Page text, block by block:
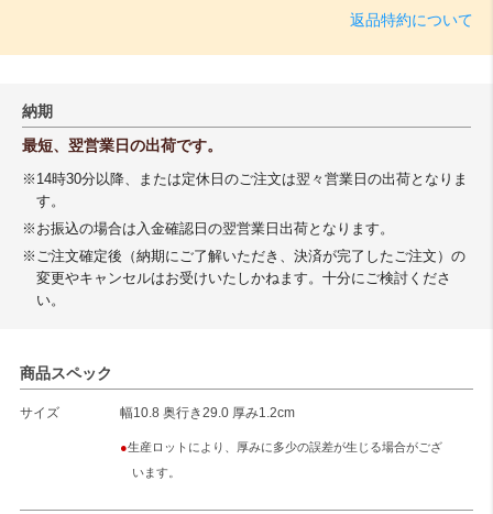
返品特約について
納期
最短、翌営業日の出荷です。
※14時30分以降、または定休日のご注文は翌々営業日の出荷となりま
す。
※お振込の場合は入金確認日の翌営業日出荷となります。
※ご注文確定後（納期にご了解いただき、決済が完了したご注文）の
変更やキャンセルはお受けいたしかねます。十分にご検討くださ
い。
商品スペック
サイズ 幅10.8 奥行き29.0 厚み1.2cm
●生産ロットにより、厚みに多少の誤差が生じる場合がござ
います。